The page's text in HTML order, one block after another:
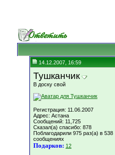
14.12.2007, 16:59
Тушканчик
В доску свой
Регистрация: 11.06.2007
Адрес: Астана
Сообщений: 11,725
Сказал(а) спасибо: 878
Поблагодарили 975 раз(а) в 538
сообщениях
Подарков: 12